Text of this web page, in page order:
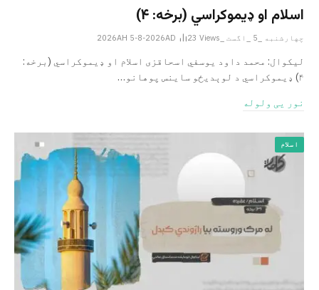
اسلام او ډیموکراسي (برخه: ۴)
چهارشنبه _5 _اگست _2026AH 5-8-2026AD 23 Views
لیکوال: محمد داود یوسفي اسحاقزی اسلام او ډیموکراسي (برخه:
۴) ډیموکراسي د لوېدیځو ساینس پوهانو…
نور یی ولوله
اسلام